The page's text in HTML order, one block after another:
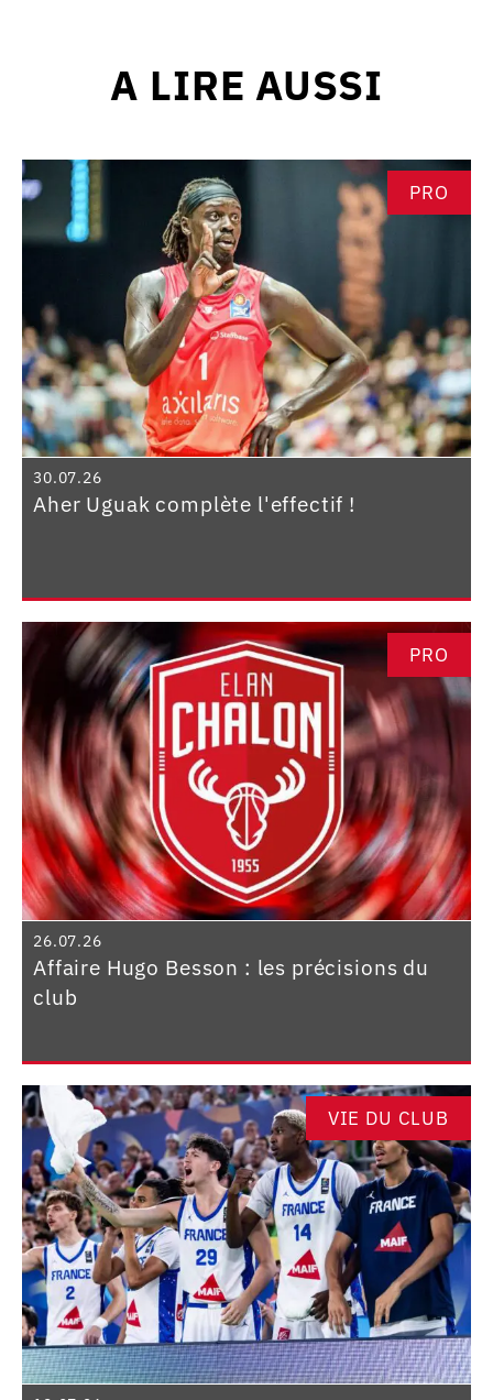
A LIRE AUSSI
PRO
30.07.26
Aher Uguak complète l'effectif !
PRO
26.07.26
Affaire Hugo Besson : les précisions du
club
VIE DU CLUB